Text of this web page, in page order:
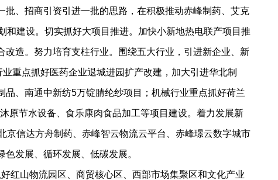
、招商引资引进一批的思路，在积极推动赤峰制药、艾克
建设。切实抓好大项目推进。加快小新地热电联产项目推
造。努力培育支柱行业。围绕五大行业，引进新企业、新
重点抓好医药企业退城进园扩产改建，加大引进华北制
、南通中新纺5万锭腈纶纱项目；机械行业重点抓好荷兰
原节水设备、食乐康肉食品加工等项目建设。着力发展新
信达方舟制药、赤峰智云物流云平台、赤峰璟云数字城市
发展、循环发展、低碳发展。
山物流园区、商贸核心区、西部市场集聚区和文化产业